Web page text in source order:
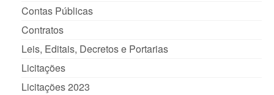
Contas Públicas
Contratos
Leis, Editais, Decretos e Portarias
Licitações
Licitações 2023